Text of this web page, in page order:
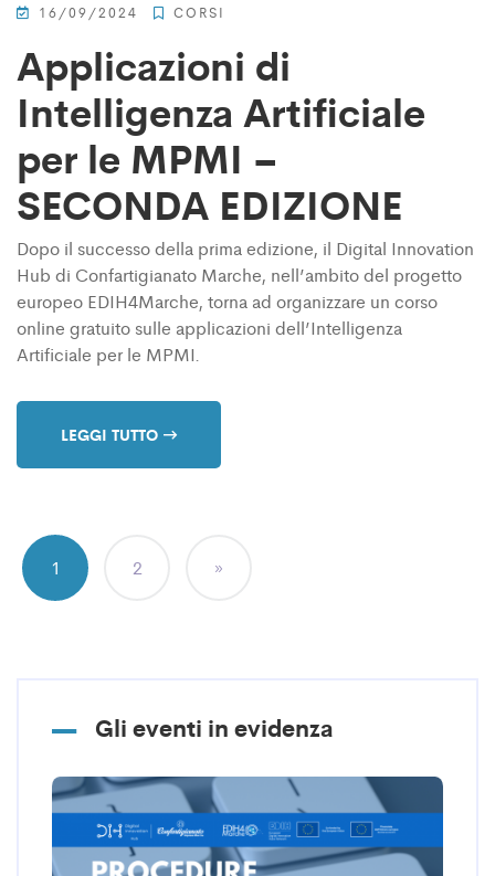
16/09/2024 CORSI
Applicazioni di
Intelligenza Artificiale
per le MPMI –
SECONDA EDIZIONE
Dopo il successo della prima edizione, il Digital Innovation
Hub di Confartigianato Marche, nell’ambito del progetto
europeo EDIH4Marche, torna ad organizzare un corso
online gratuito sulle applicazioni dell’Intelligenza
Artificiale per le MPMI.
LEGGI TUTTO
1 2 »
Gli eventi in evidenza